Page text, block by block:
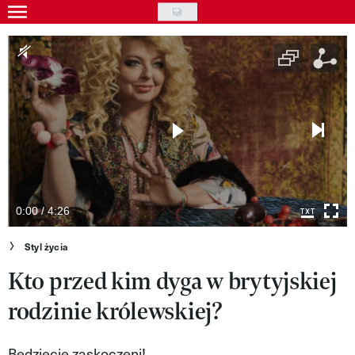
Skip
to
main
content
Gwiazdy
Ludzie
Moda
Uroda
Styl życia
Kultura
Wideo
Nasze akcje
VIVA!ART
0:00 / 4:26
Styl życia
Kto przed kim dyga w brytyjskiej
rodzinie królewskiej?